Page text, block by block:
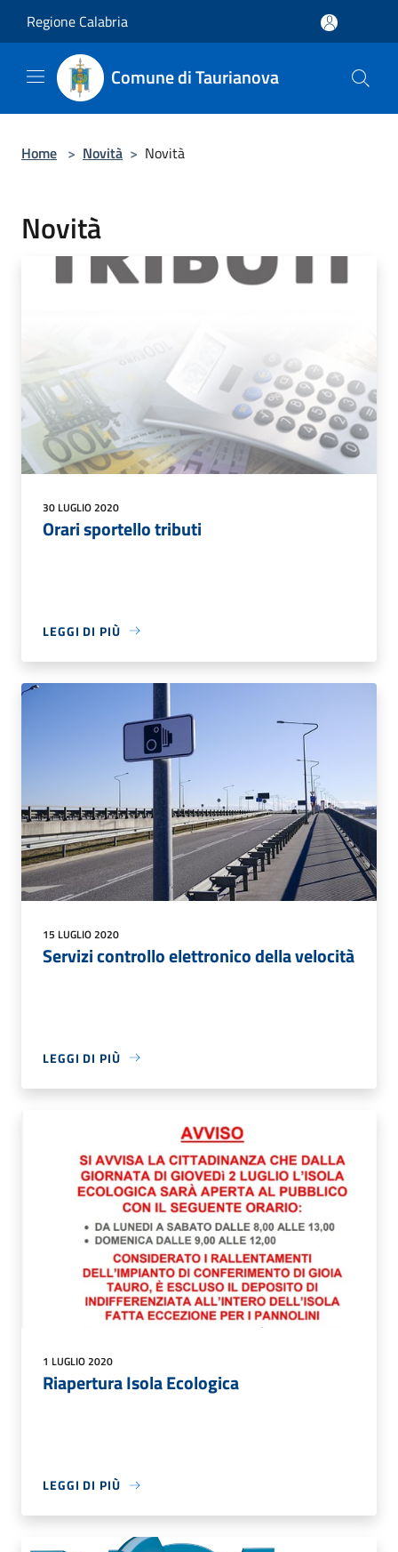
Regione Calabria
Comune di Taurianova
Home > Novità > Novità
Novità
30 LUGLIO 2020
Orari sportello tributi
LEGGI DI PIÙ
15 LUGLIO 2020
Servizi controllo elettronico della velocità
LEGGI DI PIÙ
1 LUGLIO 2020
Riapertura Isola Ecologica
LEGGI DI PIÙ